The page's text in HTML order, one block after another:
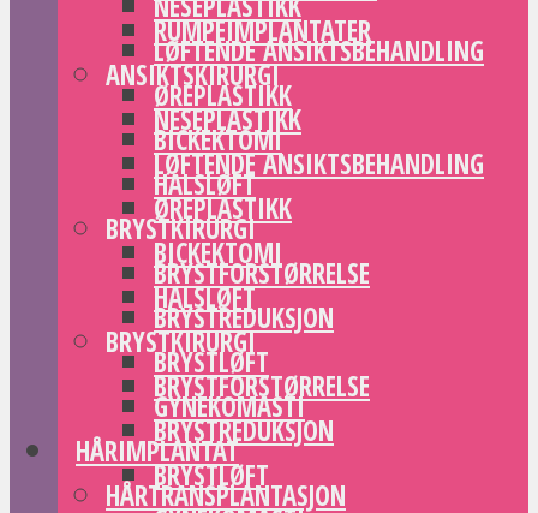
LØFTENDE ANSIKTSBEHANDLING
ØREPLASTIKK
BICKEKTOMI
HALSLØFT
BRYSTKIRURGI
BRYSTFORSTØRRELSE
BRYSTREDUKSJON
BRYSTLØFT
GYNEKOMASTI
HÅRIMPLANTAT
HÅRTRANSPLANTASJON
RUMPEIMPLANTATER
ANSIKTSKIRURGI
NESEPLASTIKK
LØFTENDE ANSIKTSBEHANDLING
ØREPLASTIKK
BICKEKTOMI
HALSLØFT
BRYSTKIRURGI
BRYSTFORSTØRRELSE
BRYSTREDUKSJON
BRYSTLØFT